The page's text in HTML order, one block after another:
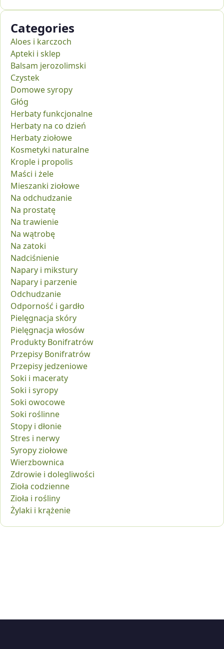
Categories
Aloes i karczoch
Apteki i sklep
Balsam jerozolimski
Czystek
Domowe syropy
Głóg
Herbaty funkcjonalne
Herbaty na co dzień
Herbaty ziołowe
Kosmetyki naturalne
Krople i propolis
Maści i żele
Mieszanki ziołowe
Na odchudzanie
Na prostatę
Na trawienie
Na wątrobę
Na zatoki
Nadciśnienie
Napary i mikstury
Napary i parzenie
Odchudzanie
Odporność i gardło
Pielęgnacja skóry
Pielęgnacja włosów
Produkty Bonifratrów
Przepisy Bonifratrów
Przepisy jedzeniowe
Soki i maceraty
Soki i syropy
Soki owocowe
Soki roślinne
Stopy i dłonie
Stres i nerwy
Syropy ziołowe
Wierzbownica
Zdrowie i dolegliwości
Zioła codzienne
Zioła i rośliny
Żylaki i krążenie